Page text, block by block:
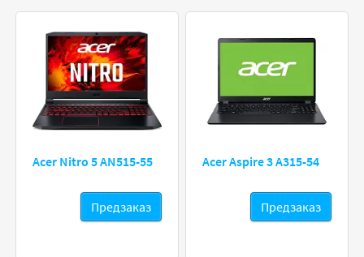
Acer Nitro 5 AN515-55
Предзаказ
Acer Aspire 3 A315-54
Предзаказ